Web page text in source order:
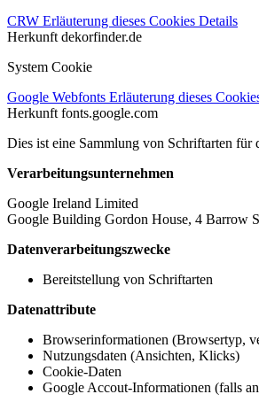
CRW Erläuterung dieses Cookies Details
Herkunft dekorfinder.de
System Cookie
Google Webfonts Erläuterung dieses
Herkunft fonts.google.com
Dies ist eine Sammlung von Schriftarten für
Verarbeitungsunternehmen
Google Ireland Limited
Google Building Gordon House, 4 Barrow
Datenverarbeitungszwecke
Bereitstellung von Schriftarten
Datenattribute
Browserinformationen (Browsertyp,
Nutzungsdaten (Ansichten, Klicks)
Cookie-Daten
Google Accout-Informationen (falls